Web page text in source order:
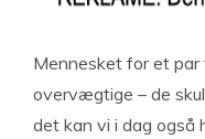
Mennesket for et par
overvægtige – de
det kan vi i dag også